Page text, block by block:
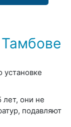
они не
подавляют